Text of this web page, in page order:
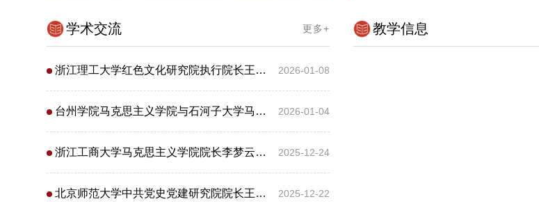
更多+
学术交流
浙江理工大学红色文化研究院执行院长王艳娟教授做客我院新时代真理的味道·和合思政·名家学术会客厅2026年第1讲 2026-01-08
台州学院马克思主义学院与石河子大学马克思主义学院联合承办兵团大中小学思政课一体化工作与理论研讨会 2026-01-04
浙江工商大学马克思主义学院院长李梦云教授做客2025年第十三期新时代真理的味道·和合思政·名家学术会客厅 2025-12-24
北京师范大学中共党史党建研究院院长王炳林教授来我校讲学 2025-12-22
教学信息